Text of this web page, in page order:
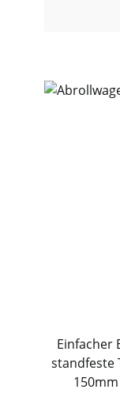
Einfacher
standfeste